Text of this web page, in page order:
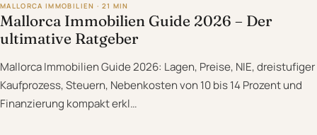
MALLORCA IMMOBILIEN · 21 MIN
Mallorca Immobilien Guide 2026 – Der
ultimative Ratgeber
Mallorca Immobilien Guide 2026: Lagen, Preise, NIE, dreistufiger
Kaufprozess, Steuern, Nebenkosten von 10 bis 14 Prozent und
Finanzierung kompakt erkl…